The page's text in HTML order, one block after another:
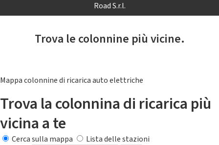
Road S.r.l.
Trova le colonnine più vicine.
Mappa colonnine di ricarica auto elettriche
Trova la colonnina di ricarica più
vicina a te
Cerca sulla mappa
Lista delle stazioni